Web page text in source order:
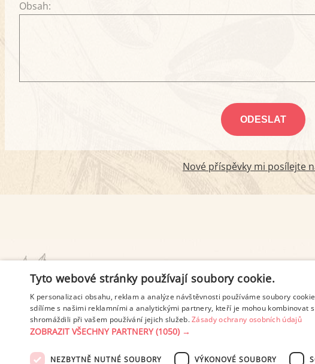
Obsah:
Nové příspěvky mi posílejte
PODMÍNKY UŽITÍ ZÁSADY
Tyto webové stránky používají soubory cookie.
K personalizaci obsahu, reklam a analýze návštěvnosti používáme soubory
sdílíme s našimi reklamními a analytickými partnery, kteří je mohou kombinovat
shromáždili při vašem používání jejich služeb.Zásady ochrany osobních údajů
ZOBRAZIT VŠECHNY PARTNERY(1050) →
NEZBYTNĚ NUTNÉ SOUBORY VÝKONOVÉ SOUBORY